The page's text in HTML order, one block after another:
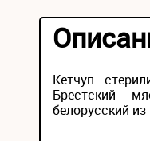
Кетчуп
Брестский
белорусский